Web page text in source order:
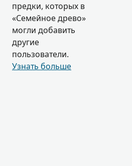
предки, которых в
«Семейное древо»
могли добавить
другие
пользователи.
Узнать больше